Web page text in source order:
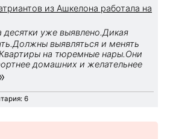
из Ашкелона работала на
десятки уже выявлено.Дикая
выявляться и менять
на тюремные нары.Они
домашних и желательнее
»
6